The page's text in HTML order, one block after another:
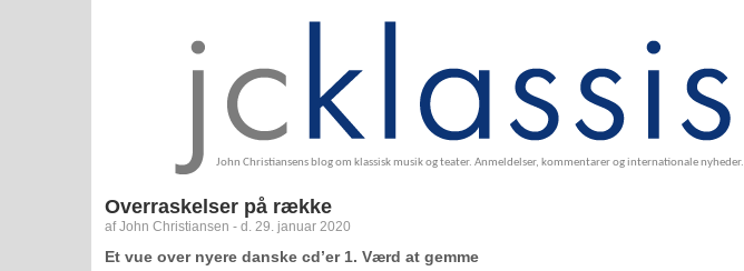
John Christiansens blog om klassisk musik og teater. Anmeldelser, kommentarer og internationale nyheder.
Overraskelser på række
af John Christiansen - d. 29. januar 2020
Et vue over nyere danske cd’er 1. Værd at gemme